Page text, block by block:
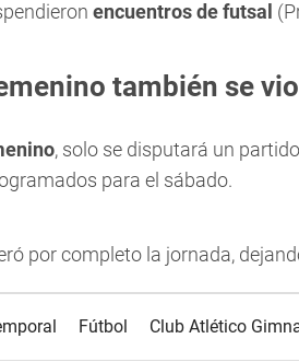
encuentros de futsal
también se
, solo se disputará un
para el sábado.
por completo la jornada,
Fútbol Club Atlético